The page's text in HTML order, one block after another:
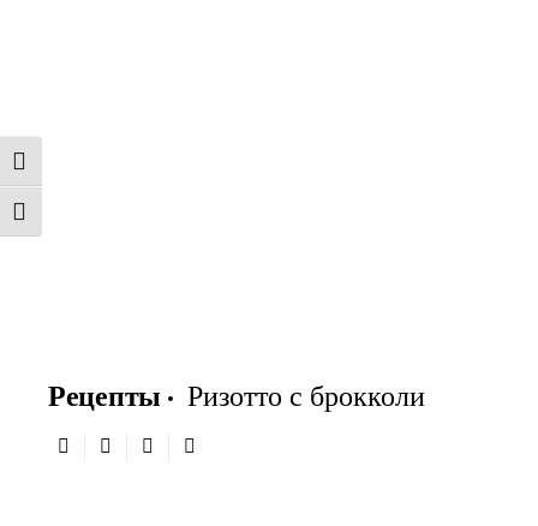
TOGGLE HIGH CONTRAST
TOGGLE FONT SIZE
Рецепты Ризотто с брокколи